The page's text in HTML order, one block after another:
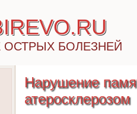
ОСТРЫХ БОЛЕЗНЕЙ
Нарушение
атеросклерозом